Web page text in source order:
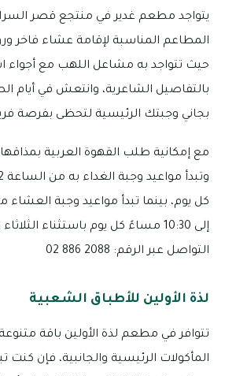
يتواجد مطعم غدير في منتجع قصر
المطاعم المناسبة لإقامة عشاء فاخر
حيث تتواجد به مشاعل اللهب مع أجواء
بالتفاصيل الشاعرية، وانتعش في أيام
بجاني وجبتك الرئيسية لتحظى بفرصة
مع إمكانية طلب القهوة العربية بمذاقها
إلى 10:30 مساءً كل يوم باستثناء
التواصل عبر الرقم: 2088 886 02
لذة الأولين للأطباق الشعبية
تتوافر في مطعم لذة الأولين باقة
المأكولات الرئيسية والجانبية، فإن